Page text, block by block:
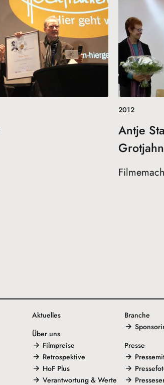
2012
Antje
Grotjahn
Aktuelles
Über uns
Filmpreise
Retrospektive
HoF Plus
Verantwortung & Werte
Branche
Presse